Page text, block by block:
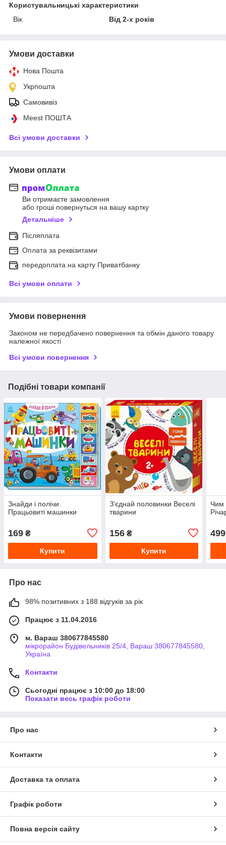
Користувальницькі характеристики
Вік
Від 2-х років
Умови доставки
Нова Пошта
Укрпошта
Самовивіз
Meest ПОШТА
Всі умови доставки
Умови оплати
Ви отримаєте замовлення
або гроші повернуться на вашу картку
Детальніше
Післяплата
Оплата за реквізитами
передоплата на карту Приватбанку
Всі умови оплати
Умови повернення
Законом не передбачено повернення та обмін даного товару
належної якості
Всі умови повернення
Подібні товари компанії
Знайди і полічи.
Працьовиті машинки
169 ₴
Купити
Зʼєднай половинки Веселі
тварини
156₴
Купити
Чим
499
Про нас
98% позитивних з 188 відгуків за рік
Працює з 11.04.2016
м. Вараш 380677845580
мікрорайон Будівельників 25/4, Вараш 380677845580,
Україна
Контакти
Сьогодні працює з 10:00 до 18:00
Показати весь графік роботи
Про нас
Контакти
Доставка та оплата
Графік роботи
Повна версія сайту